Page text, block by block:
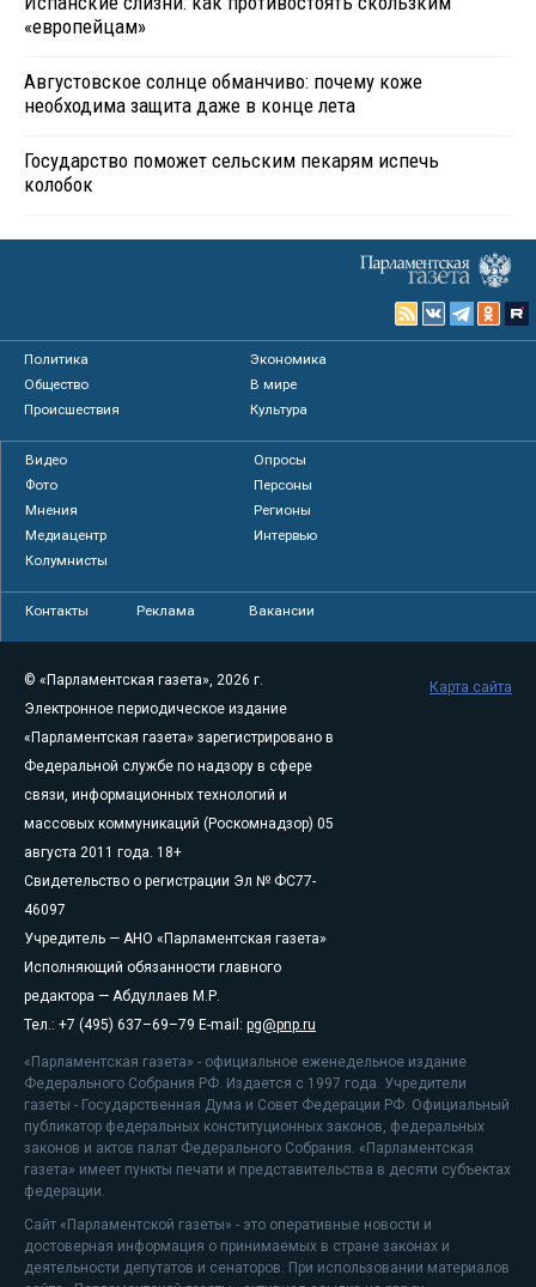
«европейцам»
Августовское солнце обманчиво: почему коже
необходима защита даже в конце лета
Государство поможет сельским пекарям испечь
колобок
Политика
Экономика
Общество
В мире
Происшествия
Культура
Видео
Опросы
Фото
Персоны
Мнения
Регионы
Медиацентр
Интервью
Колумнисты
Контакты Реклама Вакансии
© «Парламентская газета», 2026 г.
Электронное периодическое издание
«Парламентская газета» зарегистрировано в
Федеральной службе по надзору в сфере
связи, информационных технологий и
массовых коммуникаций (Роскомнадзор) 05
августа 2011 года. 18+
Свидетельство о регистрации Эл № ФС77-
46097
Учредитель — АНО «Парламентская газета»
Исполняющий обязанности главного
редактора — Абдуллаев М.Р.
Тел.: +7 (495) 637–69–79 E-mail: pg@pnp.ru
«Парламентская газета» - официальное еженедельное издание
Федерального Собрания РФ. Издается с 1997 года. Учредители
газеты - Государственная Дума и Совет Федерации РФ. Официальный
публикатор федеральных конституционных законов, федеральных
законов и актов палат Федерального Собрания. «Парламентская
газета» имеет пункты печати и представительства в десяти субъектах
федерации.
Сайт «Парламентской газеты» - это оперативные новости и
достоверная информация о принимаемых в стране законах и
деятельности депутатов и сенаторов. При использовании материалов
Карта сайта